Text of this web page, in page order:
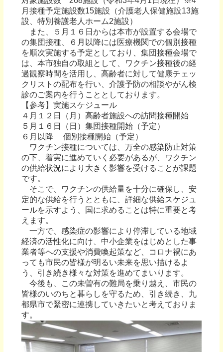
月接種予定施設数15施設（介護老人保健施設13施
設、特別養護老人ホーム2施設）
また、５月１６日からは本市が設置する会場で
の集団接種、６月以降には医療機関での個別接種
を順次実施する予定としており、集団接種会場で
は、本市独自の取組として、ワクチン接種後の経
過観察時間を活用し、高齢者に対して健康チェッ
クリストの配布を行い、介護予防の相談やがん検
診のご案内を行うこととしております。
【参考】実施スケジュール
４月１２日（月）高齢者施設への訪問接種開始
５月１６日（日）集団接種開始（予定）
６月以降 個別接種開始（予定）
ワクチン接種については、万全の感染防止対策
の下、着実に進めていく必要があるが、ワクチン
の供給状況により大きく影響を受けることが課題
です。
そこで、ワクチンの供給量を十分に確保し、安
定的な供給を行うとともに、詳細な供給スケジュ
ールを示すよう、国に求めることは特に重要と考
えます。
一方で、感染症の影響により停滞している地域
経済の活性化に向け、中小企業をはじめとした事
業者等への支援や消費喚起策など、コロナ禍にあ
っても市民の皆様が明るい未来を思い描けるよ
う、引き続き様々な対策を進めてまいります。
今後も、この未曽有の難局を乗り越え、市民の
皆様のいのちと暮らしを守るため、引き続き、九
都県市で緊密に連携していきたいと考えておりま
す。